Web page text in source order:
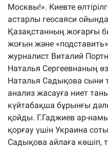
Москвы!». Киевте
астарлы геосаяси
Қазақстанның жоғарғы
жоғын және
журналист Виталий
Наталья Сергеевнаның
Наталья Садықова сыни
анализ жасауға ниет
күйтабақша бұрынғы
қойды. Г.Гаджиев ар-
қорғау үшін Украина
Садықова айлаға көшіп,